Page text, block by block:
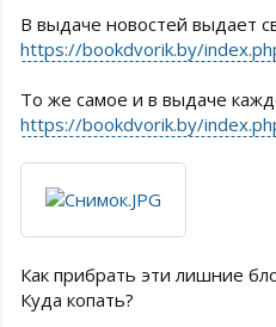
В выдаче новостей выдает
https://bookdvorik.by/
То же самое и в выдаче
https://bookdvorik.by/
Как прибрать эти лишние
Куда копать?